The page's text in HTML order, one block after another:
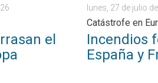
el
lunes, 27 de julio
Catástrofe en
Incendios
España y